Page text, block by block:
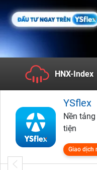
HNX-Index
YSflex
Nền
tiện
Giao dịch